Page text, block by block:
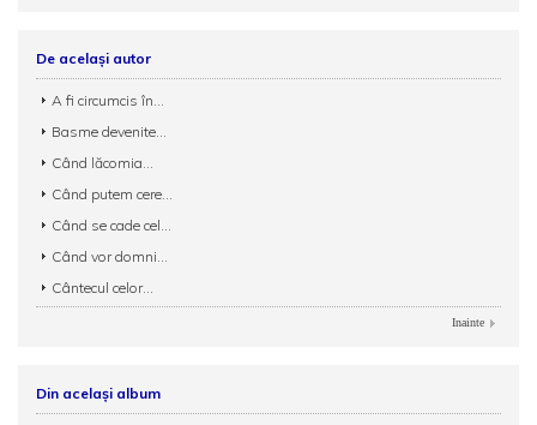
De același autor
A fi circumcis în...
Basme devenite...
Când lăcomia...
Când putem cere...
Când se cade cel...
Când vor domni...
Cântecul celor...
Inainte
Din același album